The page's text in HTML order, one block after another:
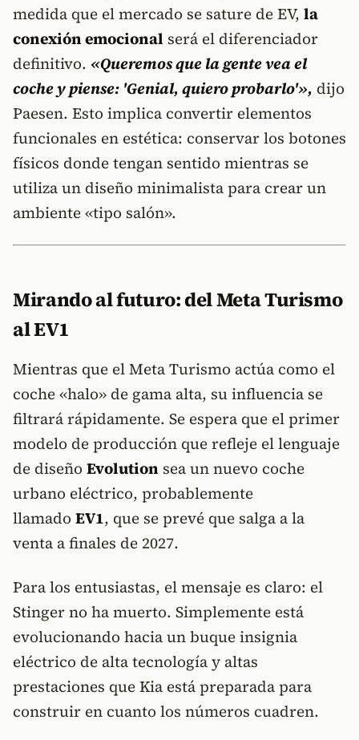
medida que el mercado se sature de EV, la
conexión emocional será el diferenciador
definitivo. «Queremos que la gente vea el
coche y piense: 'Genial, quiero probarlo'», dijo
Paesen. Esto implica convertir elementos
funcionales en estética: conservar los botones
físicos donde tengan sentido mientras se
utiliza un diseño minimalista para crear un
ambiente «tipo salón».
Mirando al futuro: del Meta Turismo
al EV1
Mientras que el Meta Turismo actúa como el
coche «halo» de gama alta, su influencia se
filtrará rápidamente. Se espera que el primer
modelo de producción que refleje el lenguaje
de diseño Evolution sea un nuevo coche
urbano eléctrico, probablemente
llamado EV1, que se prevé que salga a la
venta a finales de 2027.
Para los entusiastas, el mensaje es claro: el
Stinger no ha muerto. Simplemente está
evolucionando hacia un buque insignia
eléctrico de alta tecnología y altas
prestaciones que Kia está preparada para
construir en cuanto los números cuadren.